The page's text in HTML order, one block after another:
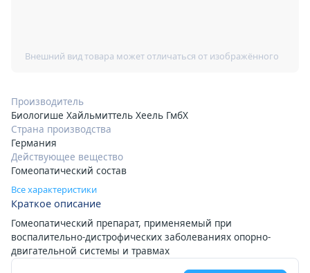
Производитель
Биологише Хайльмиттель Хеель ГмбХ
Страна производства
Германия
Действующее вещество
Гомеопатический состав
Все характеристики
Краткое описание
Гомеопатический препарат, применяемый при
воспалительно-дистрофических заболеваниях опорно-
двигательной системы и травмах